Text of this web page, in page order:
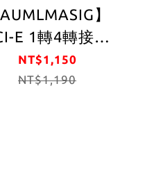
AUMLMASIG】
E 1轉4轉接卡
擬挖礦機 擴充多
顯示卡 PCI-E 1X
NT$1,150
NT$1,190